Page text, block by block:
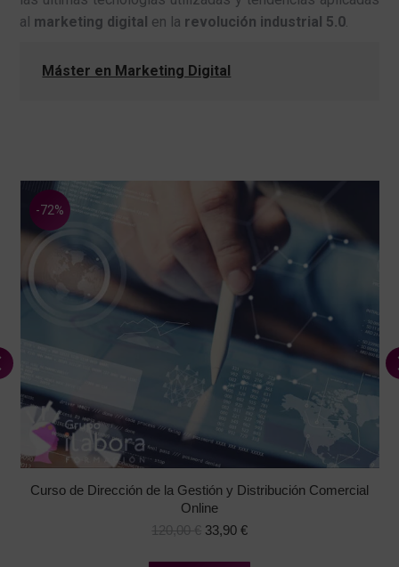
al marketing digital en la revolución industrial 5.0.
Máster en Marketing Digital
-72%
Curso de Dirección de la Gestión y Distribución Comercial
Online
120,00€ El
33,90€El